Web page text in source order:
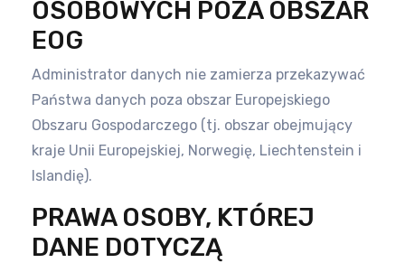
OSOBOWYCH POZA OBSZAR
EOG
Administrator danych nie zamierza przekazywać
Państwa danych poza obszar Europejskiego
Obszaru Gospodarczego (tj. obszar obejmujący
kraje Unii Europejskiej, Norwegię, Liechtenstein i
Islandię).
PRAWA OSOBY, KTÓREJ
DANE DOTYCZĄ